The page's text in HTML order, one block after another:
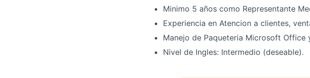
Minimo 5 años como Representante
Experiencia en Atencion a clientes,
Manejo de Paqueteria Microsoft Office
Nivel de Ingles: Intermedio (deseable).